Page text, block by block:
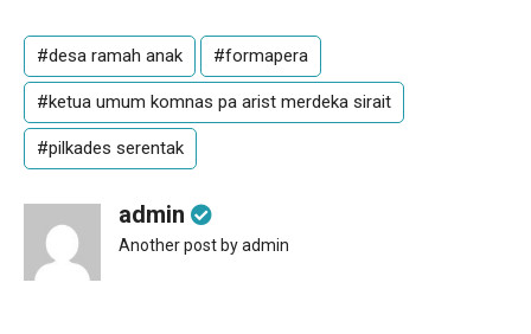
#desa ramah anak #formapera
#ketua umum komnas pa arist merdeka sirait
#pilkades serentak
admin
Another post by admin